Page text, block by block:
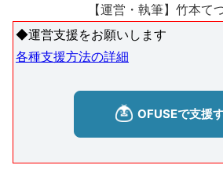
【運営・執筆】竹本て
◆運営支援をお願いします
各種支援方法の詳細